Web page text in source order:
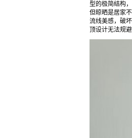
型的极简结构
但晾晒是居家
流线美感，破
顶设计无法规